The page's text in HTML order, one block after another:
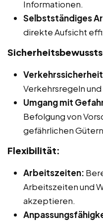
Informationen.
Selbstständiges
direkte Aufsicht
Verkehrsregeln
Umgang mit
Befolgung von
gefährlichen
Flexibilität:
Arbeitszeiten:
Arbeitszeiten und
akzeptieren.